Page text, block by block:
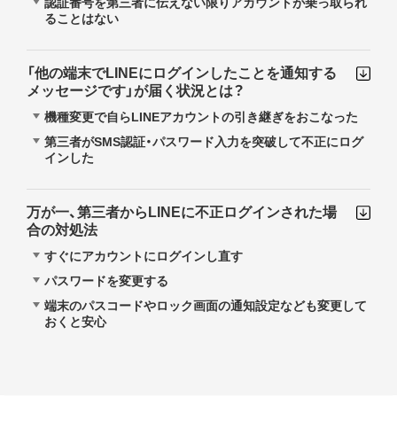
認証番号を第三者に伝えない限りアカウントが乗っ取られ
ることはない
「他の端末でLINEにログインしたことを通知する
メッセージです」が届く状況とは？
機種変更で自らLINEアカウントの引き継ぎをおこなった
第三者がSMS認証・パスワード入力を突破して不正にログ
インした
万が一、第三者からLINEに不正ログインされた場
合の対処法
すぐにアカウントにログインし直す
パスワードを変更する
端末のパスコードやロック画面の通知設定なども変更して
おくと安心